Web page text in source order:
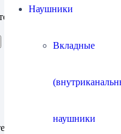
Наушники
Вкладные
наушники
с тонармом.
виниловых дисков Pear